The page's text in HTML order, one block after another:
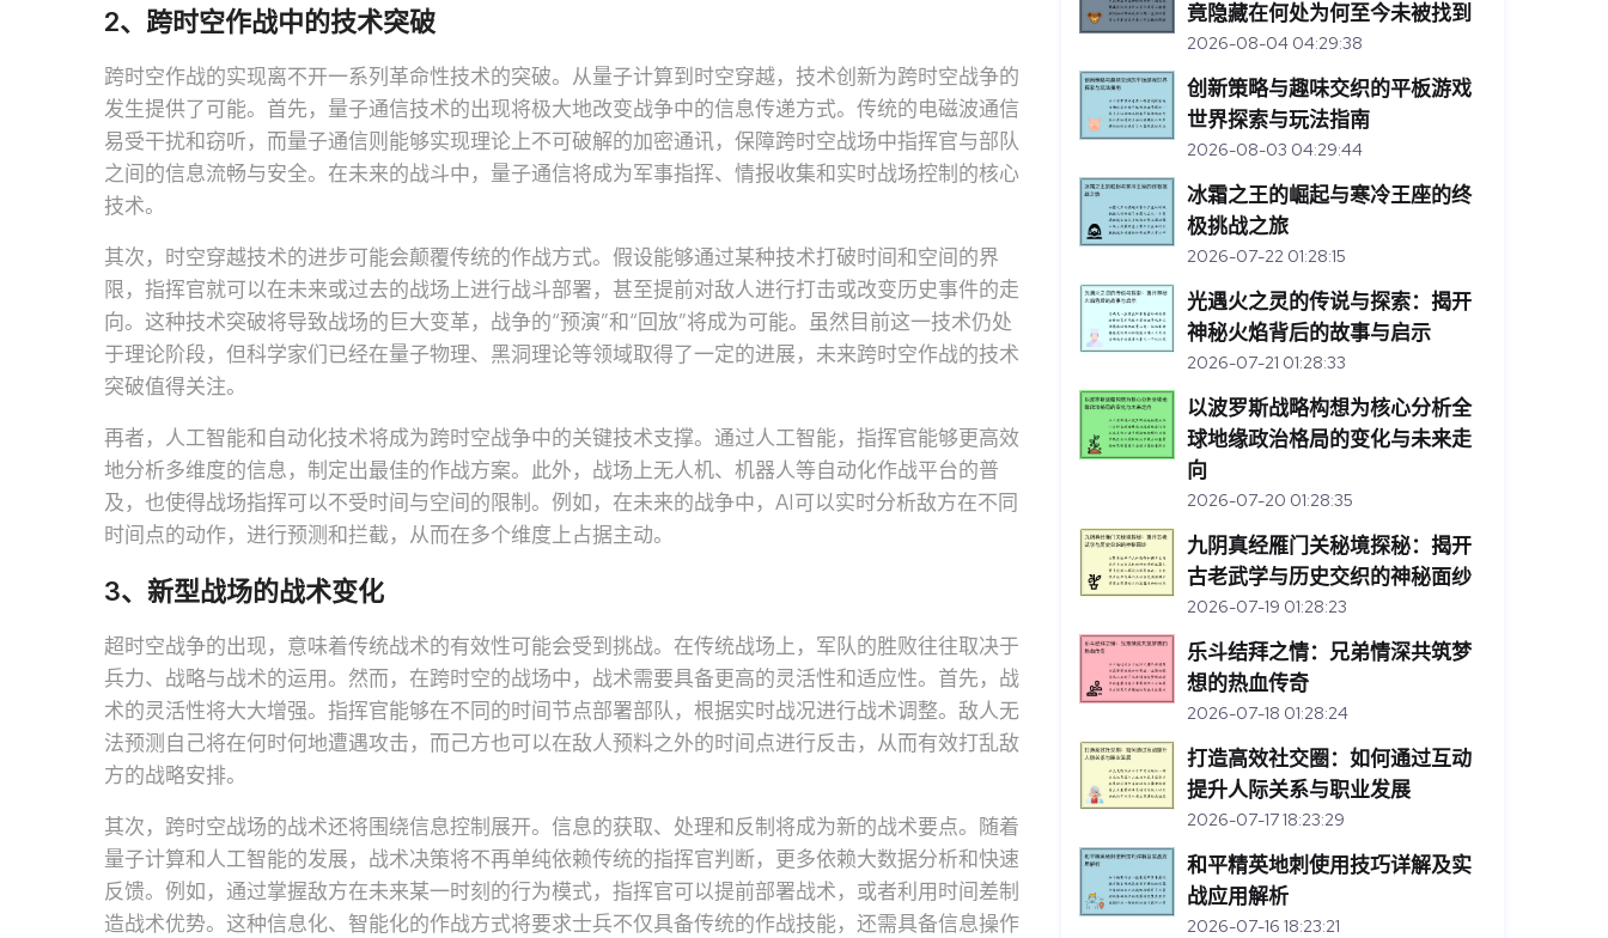
2、跨时空作战中的技术突破
跨时空作战的实现离不开一系列革命性技术的突破。从量子计算到时空穿越，技术创新为跨时空战争的
发生提供了可能。首先，量子通信技术的出现将极大地改变战争中的信息传递方式。传统的电磁波通信
易受干扰和窃听，而量子通信则能够实现理论上不可破解的加密通讯，保障跨时空战场中指挥官与部队
之间的信息流畅与安全。在未来的战斗中，量子通信将成为军事指挥、情报收集和实时战场控制的核心
技术。
其次，时空穿越技术的进步可能会颠覆传统的作战方式。假设能够通过某种技术打破时间和空间的界
限，指挥官就可以在未来或过去的战场上进行战斗部署，甚至提前对敌人进行打击或改变历史事件的走
向。这种技术突破将导致战场的巨大变革，战争的“预演”和“回放”将成为可能。虽然目前这一技术仍处
于理论阶段，但科学家们已经在量子物理、黑洞理论等领域取得了一定的进展，未来跨时空作战的技术
突破值得关注。
再者，人工智能和自动化技术将成为跨时空战争中的关键技术支撑。通过人工智能，指挥官能够更高效
地分析多维度的信息，制定出最佳的作战方案。此外，战场上无人机、机器人等自动化作战平台的普
及，也使得战场指挥可以不受时间与空间的限制。例如，在未来的战争中，AI可以实时分析敌方在不同
时间点的动作，进行预测和拦截，从而在多个维度上占据主动。
3、新型战场的战术变化
超时空战争的出现，意味着传统战术的有效性可能会受到挑战。在传统战场上，军队的胜败往往取决于
兵力、战略与战术的运用。然而，在跨时空的战场中，战术需要具备更高的灵活性和适应性。首先，战
术的灵活性将大大增强。指挥官能够在不同的时间节点部署部队，根据实时战况进行战术调整。敌人无
法预测自己将在何时何地遭遇攻击，而己方也可以在敌人预料之外的时间点进行反击，从而有效打乱敌
方的战略安排。
其次，跨时空战场的战术还将围绕信息控制展开。信息的获取、处理和反制将成为新的战术要点。随着
量子计算和人工智能的发展，战术决策将不再单纯依赖传统的指挥官判断，更多依赖大数据分析和快速
反馈。例如，通过掌握敌方在未来某一时刻的行为模式，指挥官可以提前部署战术，或者利用时间差制
造战术优势。这种信息化、智能化的作战方式将要求士兵不仅具备传统的作战技能，还需具备信息操作
竟隐藏在何处为何至今未被找到
2026-08-04 04:29:38
创新策略与趣味交织的平板游戏
世界探索与玩法指南
2026-08-03 04:29:44
冰霜之王的崛起与寒冷王座的终
极挑战之旅
2026-07-22 01:28:15
光遇火之灵的传说与探索：揭开
神秘火焰背后的故事与启示
2026-07-21 01:28:33
以波罗斯战略构想为核心分析全
球地缘政治格局的变化与未来走
向
2026-07-20 01:28:35
九阴真经雁门关秘境探秘：揭开
古老武学与历史交织的神秘面纱
2026-07-19 01:28:23
乐斗结拜之情：兄弟情深共筑梦
想的热血传奇
2026-07-18 01:28:24
打造高效社交圈：如何通过互动
提升人际关系与职业发展
2026-07-17 18:23:29
和平精英地刺使用技巧详解及实
战应用解析
2026-07-16 18:23:21